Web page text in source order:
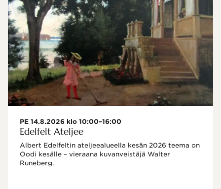
PE 14.8.2026 klo 10:00–16:00
Edelfelt Ateljee
Albert Edelfeltin ateljeealueella kesän 2026 teema on
Oodi kesälle – vieraana kuvanveistäjä Walter